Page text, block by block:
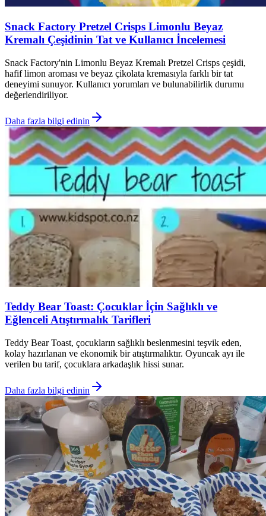
Snack Factory Pretzel Crisps Limonlu Beyaz
Kremalı Çeşidinin Tat ve Kullanıcı İncelemesi
Snack Factory'nin Limonlu Beyaz Kremalı Pretzel Crisps çeşidi,
hafif limon aroması ve beyaz çikolata kremasıyla farklı bir tat
deneyimi sunuyor. Kullanıcı yorumları ve bulunabilirlik durumu
değerlendiriliyor.
Daha fazla bilgi edinin
Teddy Bear Toast: Çocuklar İçin Sağlıklı ve
Eğlenceli Atıştırmalık Tarifleri
Teddy Bear Toast, çocukların sağlıklı beslenmesini teşvik eden,
kolay hazırlanan ve ekonomik bir atıştırmalıktır. Oyuncak ayı ile
verilen bu tarif, çocuklara arkadaşlık hissi sunar.
Daha fazla bilgi edinin